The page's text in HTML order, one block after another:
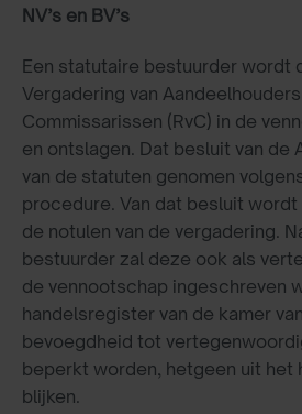
NV’s en BV’s
Een statutaire bestuurder wordt
Vergadering van Aandeelhouders
Commissarissen (RvC) in de
en ontslagen. Dat besluit van de
van de statuten genomen
procedure. Van dat besluit
de notulen van de vergadering.
bestuurder zal deze ook als
de vennootschap ingeschreven
handelsregister van de kamer
bevoegdheid tot
beperkt worden, hetgeen uit het
blijken.